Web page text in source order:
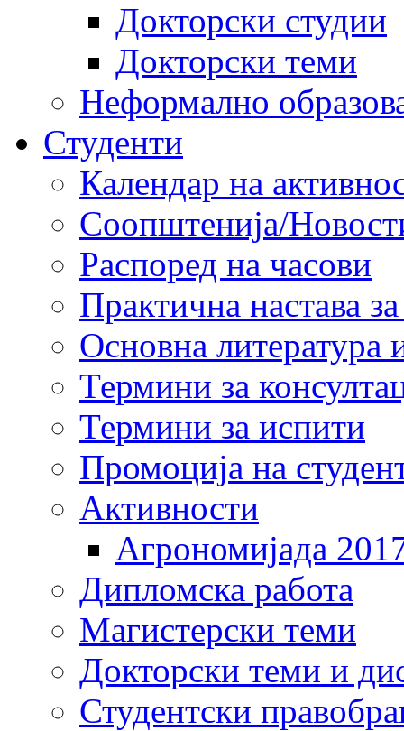
Докторски студии
Докторски теми
Неформално
Студенти
Календар на
Соопштенија/
Распоред на часови
Практична настава
Основна литература
Термини за
Термини за испити
Промоција на
Активности
Агрономијада
Дипломска работа
Магистерски теми
Докторски теми и
Студентски